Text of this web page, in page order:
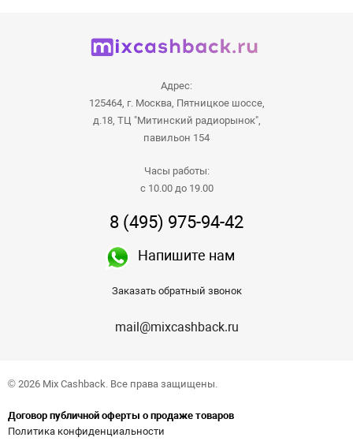
Адрес:
125464, г. Москва, Пятницкое шоссе,
д.18, ТЦ "Митинский радиорынок",
павильон 154
Часы работы:
с 10.00 до 19.00
8 (495) 975-94-42
Напишите нам
Заказать обратный звонок
mail@mixcashback.ru
© 2026 Mix Cashback. Все права защищены.
Договор публичной оферты о продаже товаров
Политика конфиденциальности